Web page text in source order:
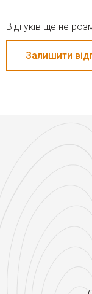
Відгуків ще не
Залишити